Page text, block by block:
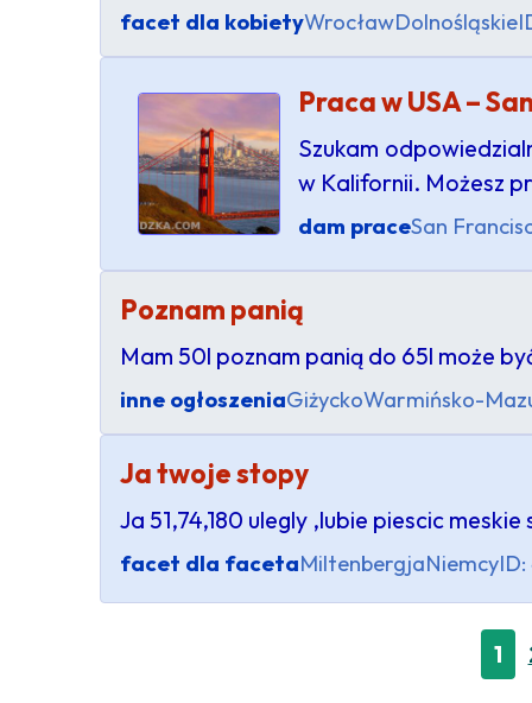
facet dla kobietyWrocławDolnośląskie
Praca w USA –
Szukam
w Kalifornii. Możesz
dam praceSan
Poznam panią
Mam 50l poznam panią do 65l może
inne ogłoszeniaGiżyckoWarmińsko-
Ja twoje stopy
Ja 51,74,180 ulegly ,lubie piescic
facet dla facetaMiltenbergjaNiemcy
1